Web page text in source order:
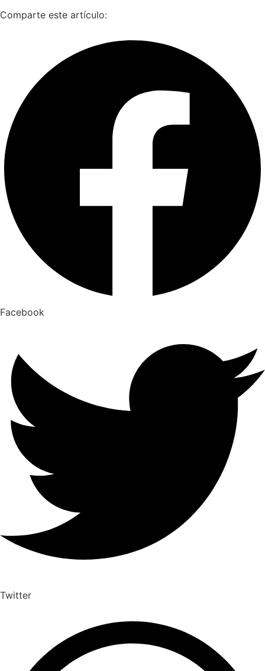
Comparte este artículo:
Facebook
Twitter